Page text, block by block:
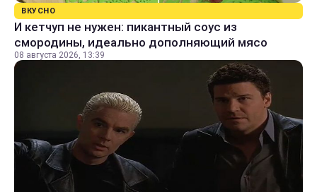
ВКУСНО
И кетчуп не нужен: пикантный соус из
смородины, идеально дополняющий мясо
08 августа 2026, 13:39